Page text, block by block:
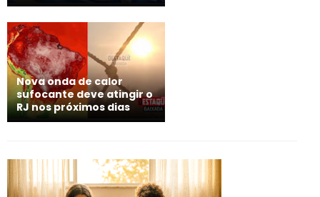
Nova onda de calor
sufocante deve atingir o
RJ nos próximos dias